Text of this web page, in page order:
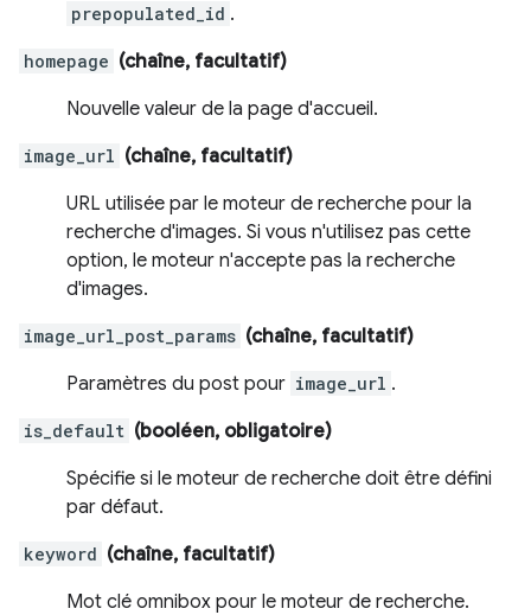
prepopulated_id .
homepage (chaîne, facultatif)
Nouvelle valeur de la page d'accueil.
image_url (chaîne, facultatif)
URL utilisée par le moteur de recherche pour la
recherche d'images. Si vous n'utilisez pas cette
option, le moteur n'accepte pas la recherche
d'images.
image_url_post_params (chaîne, facultatif)
Paramètres du post pour image_url .
is_default (booléen, obligatoire)
Spécifie si le moteur de recherche doit être défini
par défaut.
keyword (chaîne, facultatif)
Mot clé omnibox pour le moteur de recherche.